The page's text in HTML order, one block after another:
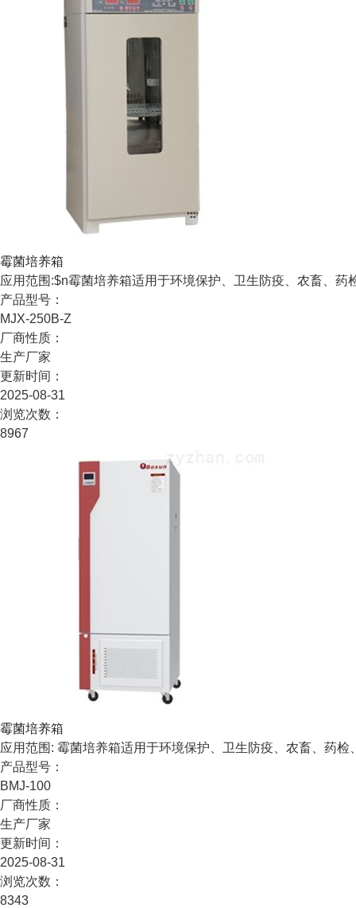
霉菌培养箱
应用范围:$n霉菌培养箱适用于环境保护、卫生防疫、农畜、
产品型号：
MJX-250B-Z
厂商性质：
生产厂家
更新时间：
2025-08-31
浏览次数：
8967
霉菌培养箱
应用范围: 霉菌培养箱适用于环境保护、卫生防疫、农畜、药
产品型号：
BMJ-100
厂商性质：
生产厂家
更新时间：
2025-08-31
浏览次数：
8343